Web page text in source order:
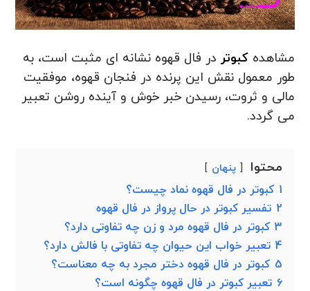
مشاهدهکبوتر در فال قهوه نشانه ای مثبت است، به
طور معمول نقش این پرنده در فنجان قهوه، موفقیت
مالی و ثروت، رسیدن خبر خوش و آینده روشن تعبیر
می ‌گردد.
محتوا پنهان
1 کبوتر در فال قهوه نماد چیست؟
2 تفسیر کبوتر در حال پرواز در فال قهوه
3 کبوتر در فال قهوه مرد و زن چه تفاوتی دارد؟
4 تعبیر خواب این حیوان چه تفاوتی با فالش دارد؟
5 کبوتر در فال قهوه دختر مجرد به چه معناست؟
6 تعبیر کبوتر در فال قهوه چگونه است؟